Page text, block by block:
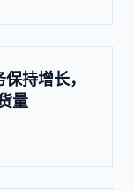
持增长，
量